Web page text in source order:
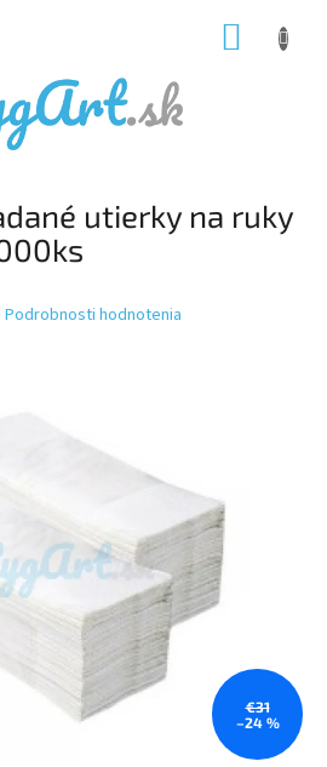
utierky na ruky
Podrobnosti hodnotenia
€31
–24 %